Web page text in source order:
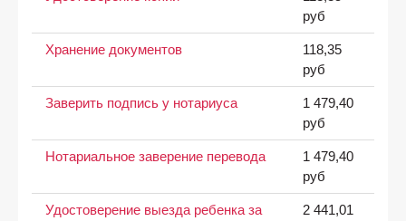
руб
Хранение документов
118,35
руб
Заверить подпись у нотариуса
1 479,40
руб
Нотариальное заверение перевода
1 479,40
руб
Удостоверение выезда ребенка за
2 441,01